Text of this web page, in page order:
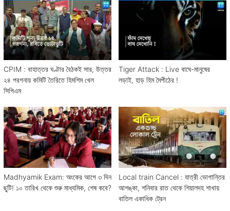
CPIM : বাহাত্তর ঘণ্টার বৈঠকই সার, উত্তর
২৪ পরগনায় কমিটি তৈরিতে হিমশিম খেল
সিপিএম
Tiger Attack : Live বাঘে-মানুষের
লড়াই, হাড় হিম মৈপীঠের !
Madhyamik Exam: অংকের আগে ৩ দিন
ছুটি! ১০ তারিখ থেকে শুরু মাধ্যমিক, শেষ কবে?
Local train Cancel : যাত্রী ভোগান্তির
আশঙ্কা, শনিবার রাত থেকে শিয়ালদহ শাখায়
বাতিল একাধিক ট্রেন